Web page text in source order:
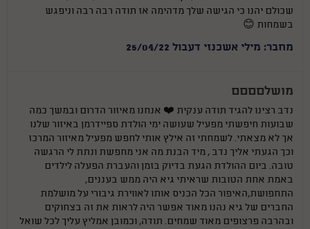
שכולם יהנו כי הגישה שלך מדהימה אז תודה רבה רבה וניפגש
בשמחות 😊
מחבר: מילי אשכנזי דעבול 25/04/22
מושלםםםם
נדב רצינו להגיד תודה ענקית ❤️ אנחנו מאיזור הדרום ובמשך כמה
שבועות חיפשתי מפעיל שעושה ימי הולדת ספיידרמן באיזור שלנו
אך לא מצאתי. לשמחתי זה אילץ אותי לחפש מפעיל מאיזור המרכז
וכך הגעתי אליך נדב , מיד הבנת מה אני מחפשת ונתת לי הרגשה
טובה. ביום ההולדת הגעת בדיוק בזמן והעברת הפעלה לילדים
באמת אחת הטובות שראיתי גיא היה ממש בעננים,
התחפושת,האיפור הכל הכניס אותו לאווירת גיבורי על מושלמת
החברים של גיא נהנו מאוד אפשר היה לראות את זה בצחוקים
ובהרבה פרצופים מאוד שמחים. תודה, וכמובן אמליץ עליך לכל שואל